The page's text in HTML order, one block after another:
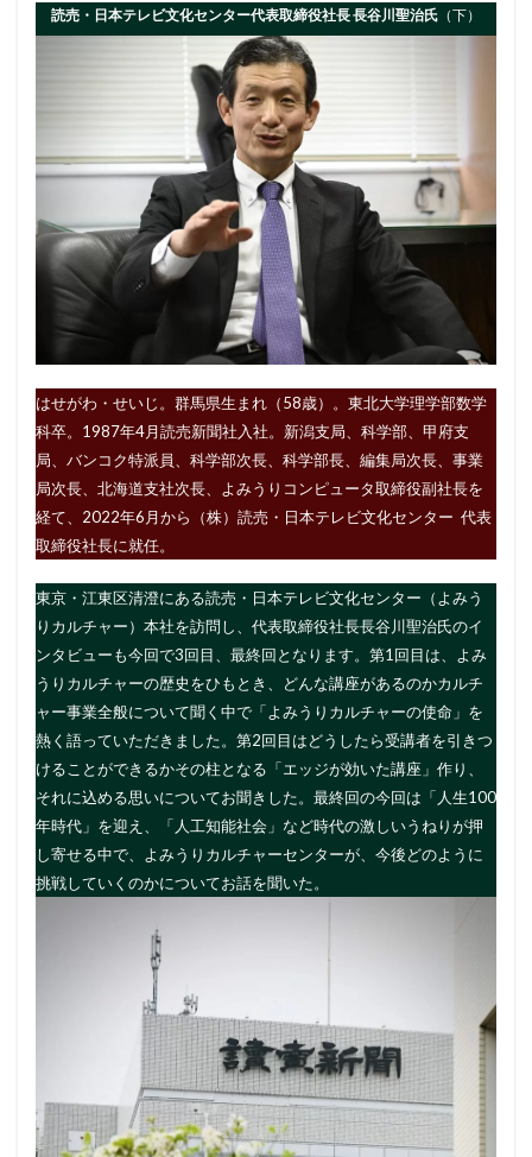
読売・日本テレビ文化センター代表取締役社長 長谷川聖治氏 （下）
はせがわ・せいじ。群馬県生まれ（58歳）。東北大学理学部数学
科卒。1987年4月読売新聞社入社。新潟支局、科学部、甲府支
局、バンコク特派員、科学部次長、科学部長、編集局次長、事業
局次長、北海道支社次長、よみうりコンピュータ取締役副社長を
経て、2022年6月から（株）読売・日本テレビ文化センター 代表
取締役社長に就任。
東京・江東区清澄にある読売・日本テレビ文化センター（よみう
りカルチャー）本社を訪問し、代表取締役社長長谷川聖治氏のイ
ンタビューも今回で3回目、最終回となります。第1回目は、よみ
うりカルチャーの歴史をひもとき、どんな講座があるのかカルチ
ャー事業全般について聞く中で「よみうりカルチャーの使命」を
熱く語っていただきました。第2回目はどうしたら受講者を引きつ
けることができるかその柱となる「エッジが効いた講座」作り、
それに込める思いについてお聞きした。最終回の今回は「人生100
年時代」を迎え、「人工知能社会」など時代の激しいうねりが押
し寄せる中で、よみうりカルチャーセンターが、今後どのように
挑戦していくのかについてお話を聞いた。